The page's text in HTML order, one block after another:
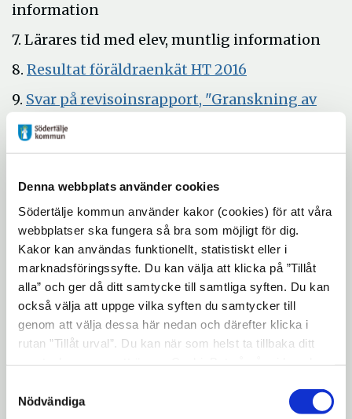
Denna webbplats använder cookies
Södertälje kommun använder kakor (cookies) för att våra
webbplatser ska fungera så bra som möjligt för dig.
Kakor kan användas funktionellt, statistiskt eller i
marknadsföringssyfte. Du kan välja att klicka på ”Tillåt
alla” och ger då ditt samtycke till samtliga syften. Du kan
också välja att uppge vilka syften du samtycker till
genom att välja dessa här nedan och därefter klicka i
rutan ”Tillåt urval”. Du kan när som helst ta tillbaka ditt
"Visa detaljer" kan du läsa om hur kakorna används och
Nödvändiga
information
7. Lärares tid med elev, muntlig information
8. Resultat föräldraenkät HT 2016
nytt
9. Svar på revisoinsrapport, "Granskning av
elevhälsan"
fönster
10.Svar på remiss från regeringskansliet
ämneslärarutbildning", dnr hos
Regeringskansliet U2016/04953/UH)Öppna
i
nytt
fönster
11.Svar på motion av Kristdemokraternas
fullmäktigegrupp "Mobbning i skolan"Öppna
i
nytt
fönster
12. Ärendebalans
13. Delegeringsbeslut